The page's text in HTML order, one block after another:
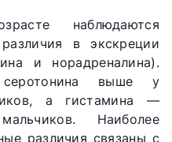
наблюдаются
в экскреции
и норадреналина).
выше у
а гистамина —
Наиболее
различия связаны с